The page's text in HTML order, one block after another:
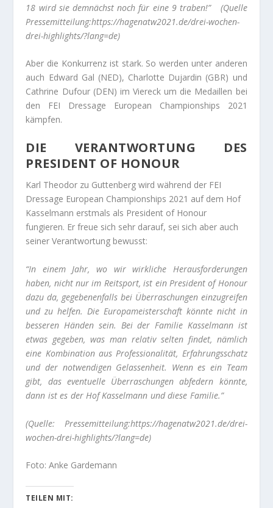
18 wird sie demnächst noch für eine 9 traben!”
(Quelle
Pressemitteilung:https://hagenatw2021.de/drei-wochen-
drei-highlights/?lang=de)
Aber die Konkurrenz ist stark. So werden unter anderen
auch Edward Gal (NED), Charlotte Dujardin (GBR) und
Cathrine Dufour (DEN) im Viereck um die Medaillen bei
den FEI Dressage European Championships 2021
kämpfen.
DIE VERANTWORTUNG DES
PRESIDENT OF HONOUR
Karl Theodor zu Guttenberg wird während der FEI
Dressage European Championships 2021 auf dem Hof
Kasselmann erstmals als President of Honour
fungieren. Er freue sich sehr darauf, sei sich aber auch
seiner Verantwortung bewusst:
“In einem Jahr, wo wir wirkliche Herausforderungen
haben, nicht nur im Reitsport, ist ein President of Honour
dazu da, gegebenenfalls bei Überraschungen einzugreifen
und zu helfen. Die Europameisterschaft könnte nicht in
besseren Händen sein. Bei der Familie Kasselmann ist
etwas gegeben, was man relativ selten findet, nämlich
eine Kombination aus Professionalität, Erfahrungsschatz
und der notwendigen Gelassenheit. Wenn es ein Team
gibt, das eventuelle Überraschungen abfedern könnte,
dann ist es der Hof Kasselmann und diese Familie.”
(Quelle: Pressemitteilung:https://hagenatw2021.de/drei-
wochen-drei-highlights/?lang=de)
Foto: Anke Gardemann
TEILEN MIT: